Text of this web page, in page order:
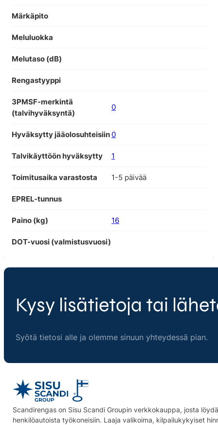
Märkäpito
Meluluokka
Melutaso (dB)
Rengastyyppi
3PMSF-merkintä
(talvihyväksyntä)
0
Hyväksytty jääolosuhteisiin 0
Talvikäyttöön hyväksytty 1
Toimitusaika varastosta 1-5 päivää
EPREL-tunnus
Paino (kg) 16
DOT-vuosi (valmistusvuosi)
Kysy lisätietoja tai
Syötä tietosi alle ja olemme sinuun yhteydessä pian.
Scandirengas on Sisu Scandi Groupin verkkokauppa, josta
henkilöautoista työkoneisiin. Laaja valikoima, kilpailukykyiset